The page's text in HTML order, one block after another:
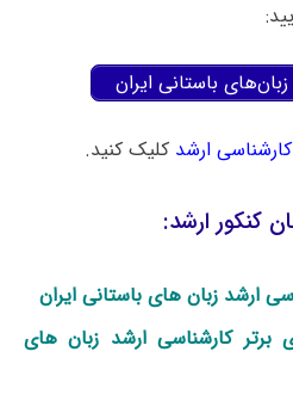
باستانی ایران
ارشد کلیک کنید.
کنکور ارشد:
ارشد زبان‌ های باستانی ایران
برتر کارشناسی ارشد زبان‌ های